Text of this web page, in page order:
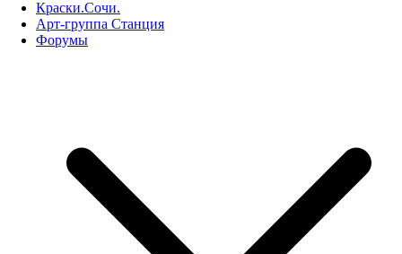
Краски.Сочи.
Арт-группа Станция
Форумы